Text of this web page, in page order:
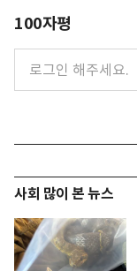
100자평
사회 많이 본 뉴스